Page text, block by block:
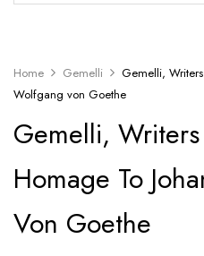
Home Gemelli
Gemelli,
Wolfgang von Goethe
Gemelli,
Homage To
Von Goethe